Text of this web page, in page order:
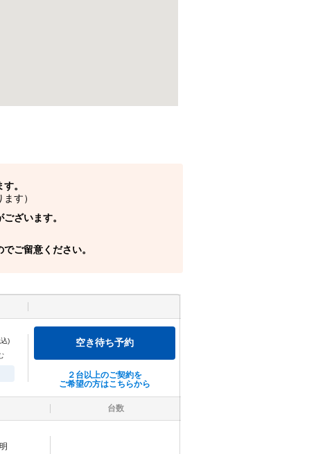
。
す）
ざいます。
でご留意ください。
)
空き待ち予約
２台以上のご契約を
ご希望の方はこちらから
台数